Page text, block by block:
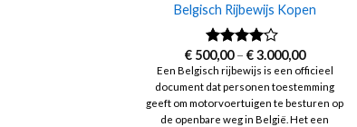
Belgisch Rijbewijs Kopen
Rated
3.83out
of 5
€500,00 – €3.000,00Price
range:
€ 500,00
through
€ 3.000,00
Een Belgisch rijbewijs is een officieel
document dat personen toestemming
geeft om motorvoertuigen te besturen op
de openbare weg in België. Het een